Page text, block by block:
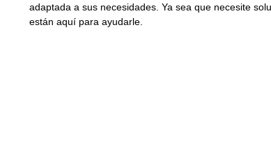
adaptada a sus necesidades. Ya sea que necesite
están aquí para ayudarle.